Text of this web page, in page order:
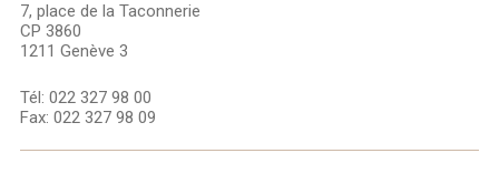
7, place de la Taconnerie
CP 3860
1211 Genève 3
Tél: 022 327 98 00
Fax: 022 327 98 09